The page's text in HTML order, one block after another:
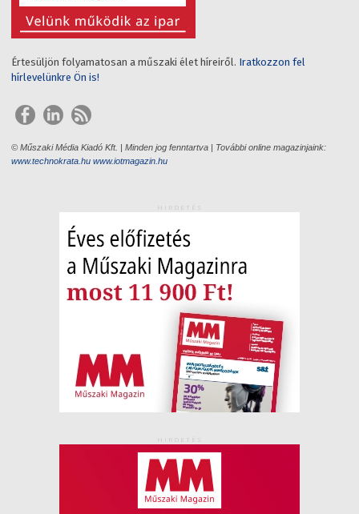
Értesüljön folyamatosan a műszaki élet híreiről. Iratkozzon fel
hírlevelünkre Ön is!
© Műszaki Média Kiadó Kft. | Minden jog fenntartva | További online magazinjaink:
www.technokrata.hu www.iotmagazin.hu
HIRDETÉS
HIRDETÉS